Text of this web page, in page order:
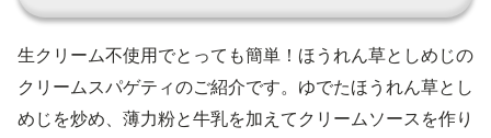
生クリーム不使用でとっても簡単！ほうれん草としめじの
クリームスパゲティのご紹介です。ゆでたほうれん草とし
めじを炒め、薄力粉と牛乳を加えてクリームソースを作り